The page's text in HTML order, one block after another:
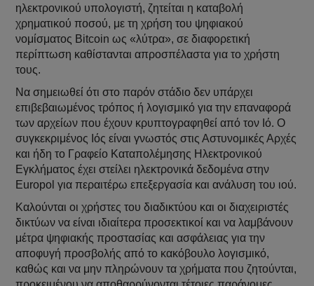
ηλεκτρονικού υπολογιστή, ζητείται η καταβολή
χρηματικού ποσού, με τη χρήση του ψηφιακού
νομίσματος Bitcoin ως «λύτρα», σε διαφορετική
περίπτωση καθίστανται απροσπέλαστα για το χρήστη
τους.
Να σημειωθεί ότι στο παρόν στάδιο δεν υπάρχει
επιβεβαιωμένος τρόπος ή λογισμικό για την επαναφορά
των αρχείων που έχουν κρυπτογραφηθεί από τον Ιό. Ο
συγκεκριμένος Ιός είναι γνωστός στις Αστυνομικές Αρχές
και ήδη το Γραφείο Καταπολέμησης Ηλεκτρονικού
Εγκλήματος έχει στείλει ηλεκτρονικά δεδομένα στην
Europol για περαιτέρω επεξεργασία και ανάλυση του ιού.
Καλούνται οι χρήστες του διαδικτύου και οι διαχειριστές
δικτύων να είναι ιδιαίτερα προσεκτικοί και να λαμβάνουν
μέτρα ψηφιακής προστασίας και ασφάλειας για την
αποφυγή προσβολής από το κακόβουλο λογισμικό,
καθώς και να μην πληρώνουν τα χρήματα που ζητούνται,